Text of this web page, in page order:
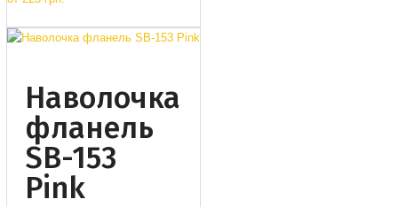
Наволочка
фланель
SB-153
Pink